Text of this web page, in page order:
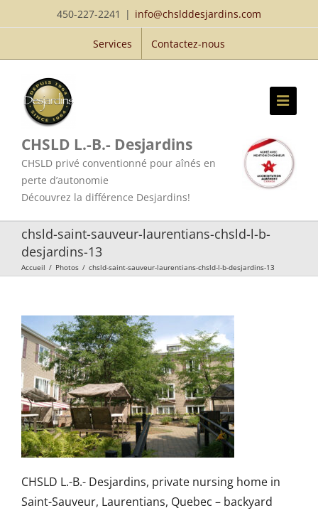
au
450-227-2241 | info@chslddesjardins.com
Services Contactez-nous
CHSLD L.-B.- Desjardins
CHSLD privé conventionné pour aînés en
perte d’autonomie
Découvrez la différence Desjardins!
chsld-saint-sauveur-laurentians-chsld-l-b-
desjardins-13
Accueil / Photos / chsld-saint-sauveur-laurentians-chsld-l-b-desjardins-13
CHSLD L.-B.- Desjardins, private nursing home in
Saint-Sauveur, Laurentians, Quebec – backyard